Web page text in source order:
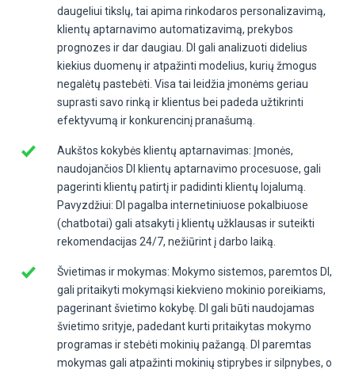
daugeliui tikslų, tai apima rinkodaros personalizavimą,
klientų aptarnavimo automatizavimą, prekybos
prognozes ir dar daugiau. DI gali analizuoti didelius
kiekius duomenų ir atpažinti modelius, kurių žmogus
negalėtų pastebėti. Visa tai leidžia įmonėms geriau
suprasti savo rinką ir klientus bei padeda užtikrinti
efektyvumą ir konkurencinį pranašumą.
Aukštos kokybės klientų aptarnavimas: Įmonės,
naudojančios DI klientų aptarnavimo procesuose, gali
pagerinti klientų patirtį ir padidinti klientų lojalumą.
Pavyzdžiui: DI pagalba internetiniuose pokalbiuose
(chatbotai) gali atsakyti į klientų užklausas ir suteikti
rekomendacijas 24/7, nežiūrint į darbo laiką.
Švietimas ir mokymas: Mokymo sistemos, paremtos DI,
gali pritaikyti mokymąsi kiekvieno mokinio poreikiams,
pagerinant švietimo kokybę. DI gali būti naudojamas
švietimo srityje, padedant kurti pritaikytas mokymo
programas ir stebėti mokinių pažangą. DI paremtas
mokymas gali atpažinti mokinių stiprybes ir silpnybes, o